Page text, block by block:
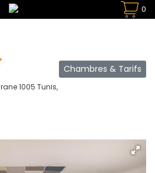
0
1005 Tunis,
Chambres & Tarifs